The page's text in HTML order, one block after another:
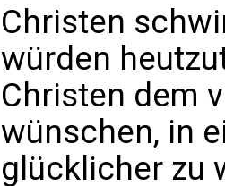
Christen
würden
Christen dem
wünschen, in
glücklicher zu